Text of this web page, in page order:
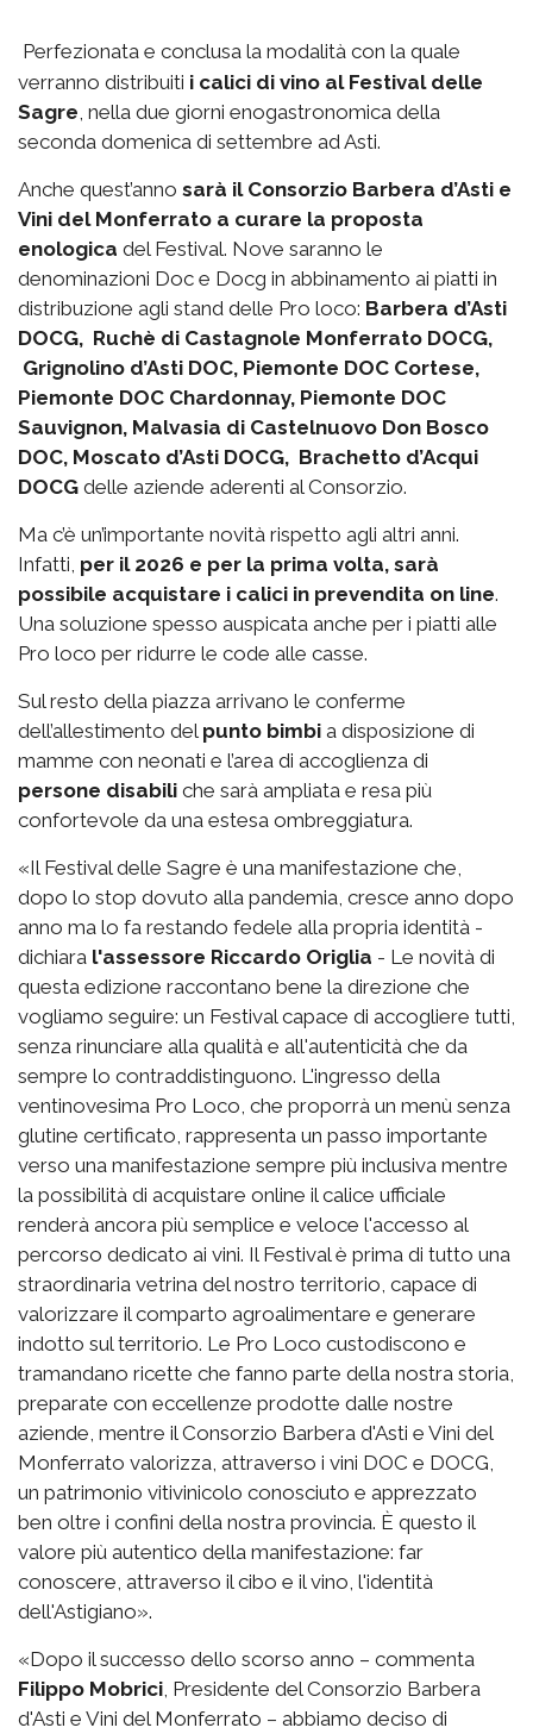
Perfezionata e conclusa la modalità con la quale
verranno distribuiti i calici di vino al Festival delle
Sagre , nella due giorni enogastronomica della
seconda domenica di settembre ad Asti.
Anche quest’anno sarà il Consorzio Barbera d’Asti e
Vini del Monferrato a curare la proposta
enologica del Festival. Nove saranno le
denominazioni Doc e Docg in abbinamento ai piatti in
distribuzione agli stand delle Pro loco: Barbera d’Asti
DOCG, Ruchè di Castagnole Monferrato DOCG,
Grignolino d’Asti DOC, Piemonte DOC Cortese,
Piemonte DOC Chardonnay, Piemonte DOC
Sauvignon, Malvasia di Castelnuovo Don Bosco
DOC, Moscato d’Asti DOCG, Brachetto d’Acqui
DOCG delle aziende aderenti al Consorzio.
Ma c’è un’importante novità rispetto agli altri anni.
Infatti, per il 2026 e per la prima volta, sarà
possibile acquistare i calici in prevendita on line.
Una soluzione spesso auspicata anche per i piatti alle
Pro loco per ridurre le code alle casse.
Sul resto della piazza arrivano le conferme
dell’allestimento del punto bimbi a disposizione di
mamme con neonati e l’area di accoglienza di
persone disabili che sarà ampliata e resa più
confortevole da una estesa ombreggiatura.
«Il Festival delle Sagre è una manifestazione che,
dopo lo stop dovuto alla pandemia, cresce anno dopo
anno ma lo fa restando fedele alla propria identità -
dichiara l'assessore Riccardo Origlia - Le novità di
questa edizione raccontano bene la direzione che
vogliamo seguire: un Festival capace di accogliere tutti,
senza rinunciare alla qualità e all'autenticità che da
sempre lo contraddistinguono. L'ingresso della
ventinovesima Pro Loco, che proporrà un menù senza
glutine certificato, rappresenta un passo importante
verso una manifestazione sempre più inclusiva mentre
la possibilità di acquistare online il calice ufficiale
renderà ancora più semplice e veloce l'accesso al
percorso dedicato ai vini. Il Festival è prima di tutto una
straordinaria vetrina del nostro territorio, capace di
valorizzare il comparto agroalimentare e generare
indotto sul territorio. Le Pro Loco custodiscono e
tramandano ricette che fanno parte della nostra storia,
preparate con eccellenze prodotte dalle nostre
aziende, mentre il Consorzio Barbera d'Asti e Vini del
Monferrato valorizza, attraverso i vini DOC e DOCG,
un patrimonio vitivinicolo conosciuto e apprezzato
ben oltre i confini della nostra provincia. È questo il
valore più autentico della manifestazione: far
conoscere, attraverso il cibo e il vino, l'identità
dell'Astigiano».
«Dopo il successo dello scorso anno – commenta
Filippo Mobrici , Presidente del Consorzio Barbera
d'Asti e Vini del Monferrato – abbiamo deciso di